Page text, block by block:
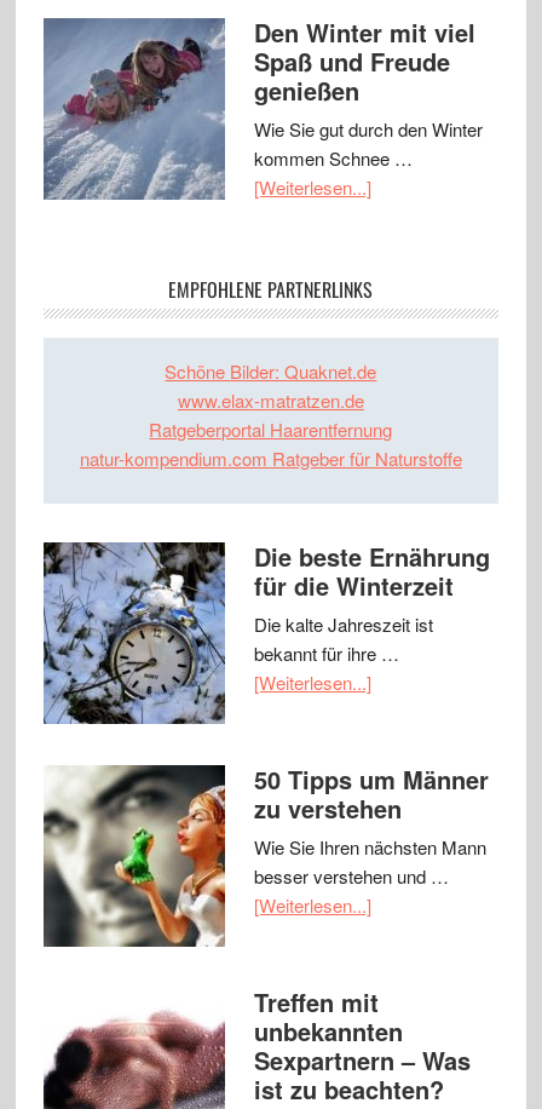
Den Winter mit viel
Spaß und Freude
genießen
Wie Sie gut durch den Winter
kommen Schnee …
[Weiterlesen...]
EMPFOHLENE PARTNERLINKS
Schöne Bilder: Quaknet.de
www.elax-matratzen.de
Ratgeberportal Haarentfernung
natur-kompendium.com Ratgeber für Naturstoffe
Die beste Ernährung
für die Winterzeit
Die kalte Jahreszeit ist
bekannt für ihre …
[Weiterlesen...]
50 Tipps um Männer
zu verstehen
Wie Sie Ihren nächsten Mann
besser verstehen und …
[Weiterlesen...]
Treffen mit
unbekannten
Sexpartnern – Was
ist zu beachten?